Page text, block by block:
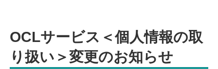
OCLサービス＜個人情報の取
り扱い＞変更のお知らせ